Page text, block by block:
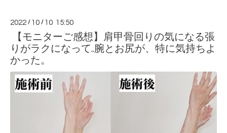
2022 / 10 / 10 15:50
【モニターご感想】肩甲骨回りの気になる張
りがラクになって..腕とお尻が、特に気持ちよ
かった。